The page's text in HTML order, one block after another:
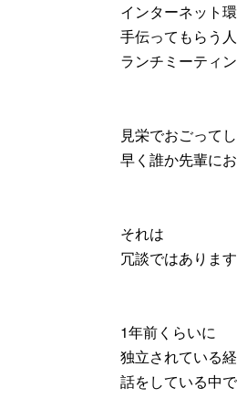
インターネット
手伝ってもらう
ランチミーティン
見栄でおごって
早く誰か先輩に
それは
冗談ではありま
1年前くらいに
独立されている
話をしている中で